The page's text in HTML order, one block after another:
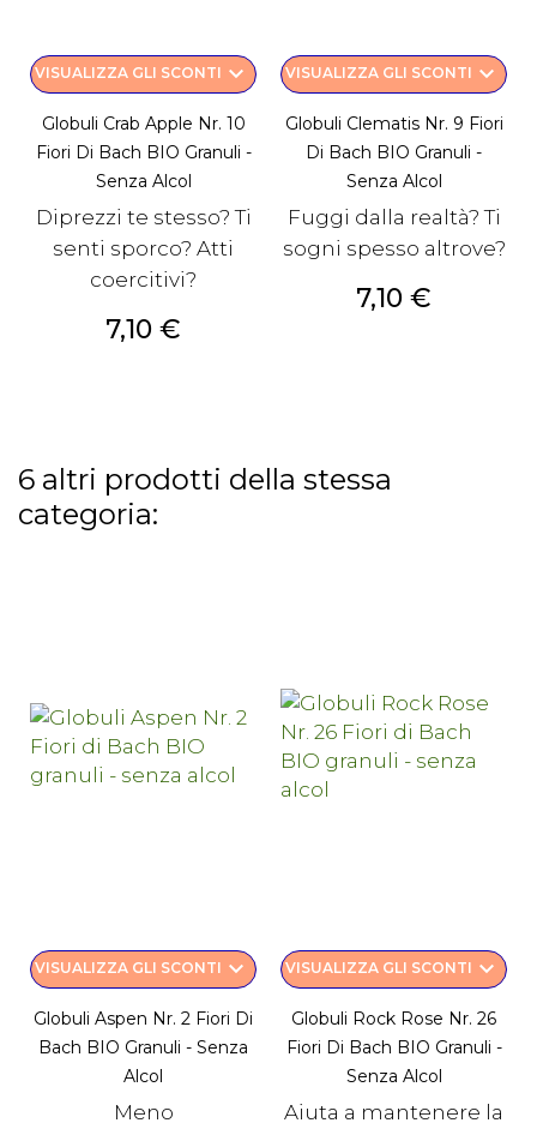
VISUALIZZA GLI SCONTI keyboard_arrow_down
Globuli Crab Apple Nr. 10
Fiori Di Bach BIO Granuli -
Senza Alcol
Diprezzi te stesso? Ti
senti sporco? Atti
coercitivi?
Prezzo
7,10 €
VISUALIZZA GLI SCONTI keyboard_arrow_down
Globuli Clematis Nr. 9 Fiori
Di Bach BIO Granuli -
Senza Alcol
Fuggi dalla realtà? Ti
sogni spesso altrove?
Prezzo
7,10 €
6 altri prodotti della stessa
categoria:
VISUALIZZA GLI SCONTI keyboard_arrow_down
Globuli Aspen Nr. 2 Fiori Di
Bach BIO Granuli - Senza
Alcol
Meno
VISUALIZZA GLI SCONTI keyboard_arrow_down
Globuli Rock Rose Nr. 26
Fiori Di Bach BIO Granuli -
Senza Alcol
Aiuta a mantenere la